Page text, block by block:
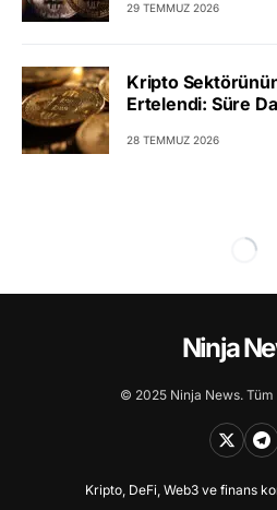
29 TEMMUZ 2026
Kripto
Ertelendi: Süre
28 TEMMUZ 2026
Ninja
© 2025 Ninja News. Tüm
Kripto, DeFi, Web3 ve finans